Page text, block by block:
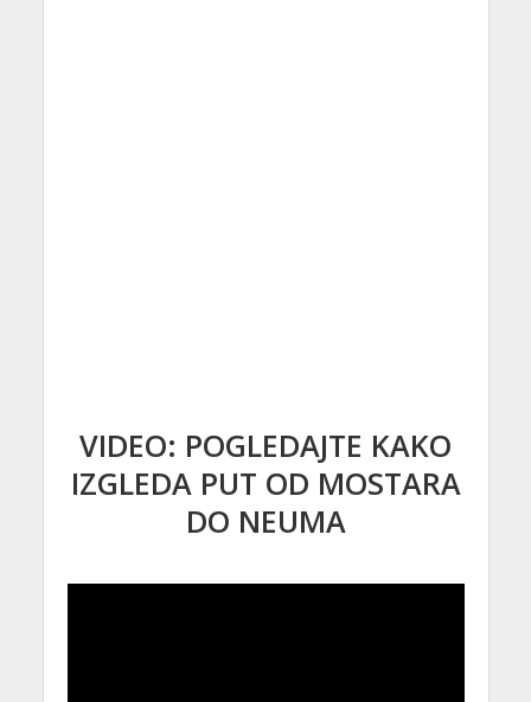
VIDEO: POGLEDAJTE KAKO
IZGLEDA PUT OD MOSTARA
DO NEUMA